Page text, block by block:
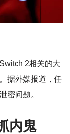
2相关的大
据外媒报道，任
密问题。
内鬼